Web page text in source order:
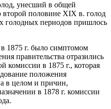
унесший в общей
половине XIX в. голод
голодных периодов пришлось
в 1875 г. было симптомом
правительства отразились
комиссии в 1875 г., которая
положения
в целом и причин,
в 1878 г. комиссии